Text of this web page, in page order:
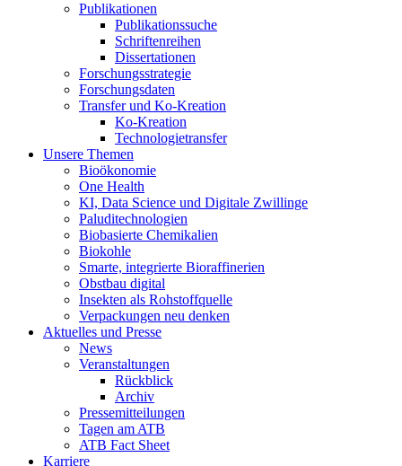
Publikationen
Publikationssuche
Schriftenreihen
Dissertationen
Forschungsstrategie
Forschungsdaten
Transfer und Ko-Kreation
Ko-Kreation
Technologietransfer
Unsere Themen
Bioökonomie
One Health
KI, Data Science und Digitale Zwillinge
Paluditechnologien
Biobasierte Chemikalien
Biokohle
Smarte, integrierte Bioraffinerien
Obstbau digital
Insekten als Rohstoffquelle
Verpackungen neu denken
Aktuelles und Presse
News
Veranstaltungen
Rückblick
Archiv
Pressemitteilungen
Tagen am ATB
ATB Fact Sheet
Karriere